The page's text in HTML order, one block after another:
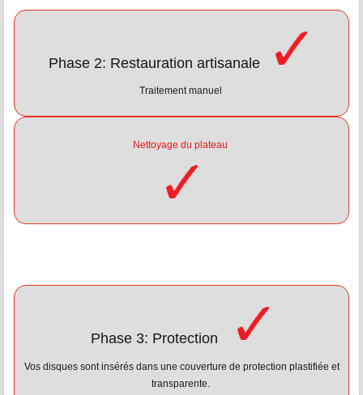
Phase 2: Restauration artisanale
Traitement manuel
Nettoyage du plateau
Phase 3: Protection
Vos disques sont insérés dans une couverture de protection plastifiée et
transparente.